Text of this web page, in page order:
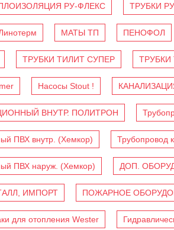
РУ-ФЛЕКС ТРУБКИ
МАТЫ ТП ПЕНОФОЛ
ТРУБКИ ТИЛИТ СУПЕР ТРУБКИ
Насосы Stout !
ВНУТР. ПОЛИТРОН
ПВХ внутр. (Хемкор) Трубопровод
ПВХ наруж. (Хемкор) ДОП.
ИМПОРТ ПОЖАРНОЕ
для отопления Wester